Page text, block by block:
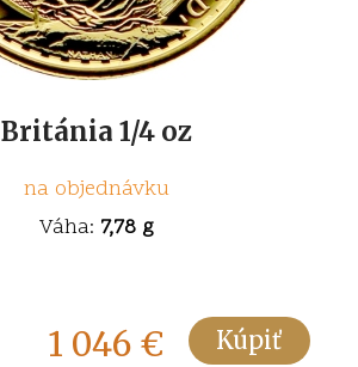
Británia 1/4 oz
na objednávku
Váha: 7,78 g
1 046 € Kúpiť